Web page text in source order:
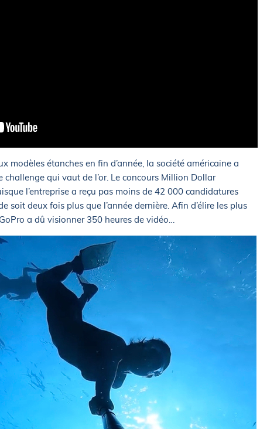
modèles étanches en fin d’année, la société américaine a
challenge qui vaut de l’or. Le concours Million Dollar
l’entreprise a reçu pas moins de 42 000 candidatures
soit deux fois plus que l’année dernière. Afin d’élire les plus
a dû visionner 350 heures de vidéo…